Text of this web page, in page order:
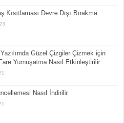
Kısıtlaması Devre Dışı Bırakma
Güzel Çizgiler Çizmek için
Yumuşatma Nasıl Etkinleştirilir
Nasıl İndirilir